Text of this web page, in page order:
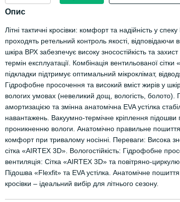
Опис
Літні тактичні кросівки: комфорт та надійність у
проходять ретельний контроль якості,
шкіра ВРХ забезпечує високу зносостійкість та
термін експлуатації. Комбінація вентильованої
підкладки підтримує оптимальний мікроклімат,
Гідрофобне просочення та високий вміст жирів у
вологих умовах (невеликий дощ, вологість, болото).
амортизацією та змінна анатомічна EVA устілка
навантажень. Вакуумно-термічне кріплення підошви
проникненню вологи. Анатомічно правильне
комфорт при тривалому носінні. Переваги: Висока
сітка «AIRTEX 3D». Вологостійкість: Гідрофобне
вентиляція: Сітка «AIRTEX 3D» та повітряно-
Підошва «Flexfit» та EVA устілка. Анатомічне
кросівки – ідеальний вибір для літнього сезону.